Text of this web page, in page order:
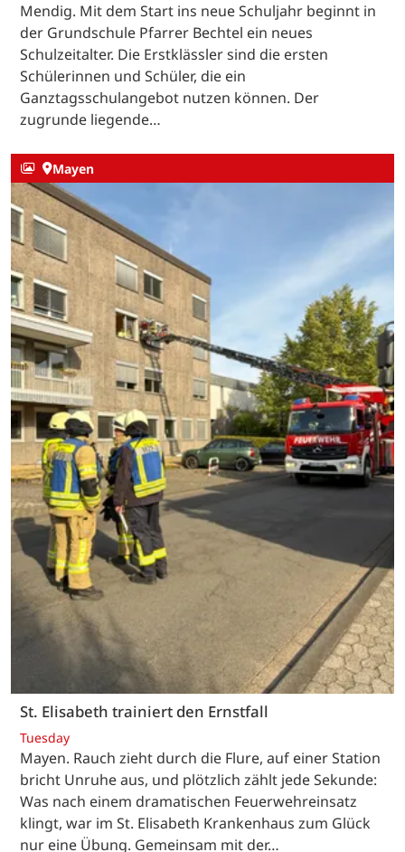
Mendig. Mit dem Start ins neue Schuljahr beginnt in
der Grundschule Pfarrer Bechtel ein neues
Schulzeitalter. Die Erstklässler sind die ersten
Schülerinnen und Schüler, die ein
Ganztagsschulangebot nutzen können. Der
zugrunde liegende…
Mayen
St. Elisabeth trainiert den Ernstfall
Tuesday
Mayen. Rauch zieht durch die Flure, auf einer Station
bricht Unruhe aus, und plötzlich zählt jede Sekunde:
Was nach einem dramatischen Feuerwehreinsatz
klingt, war im St. Elisabeth Krankenhaus zum Glück
nur eine Übung. Gemeinsam mit der…